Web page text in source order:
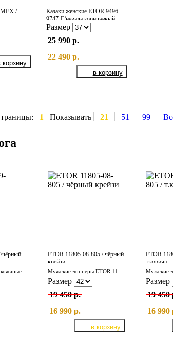
МЕХ /
Казаки женские ETOR 9496-
9747-Г/невада коричневый
Размер
25 990 р.
22 490 р.
1 Показывать 21 51 99
чёрный
ETOR 11805-08-805 / чёрный
крейзи
Размер
19 450 р.
16 990 р.
ETOR
т.коричн.
Размер
19 450
16 990